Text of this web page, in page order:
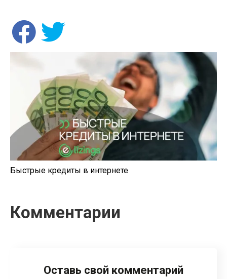
Быстрые кредиты в интернете
Комментарии
Оставь свой комментарий